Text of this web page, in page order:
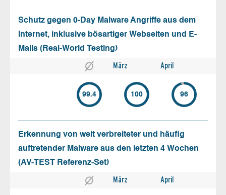
Schutz gegen 0-Day Malware Angriffe aus dem
Internet, inklusive bösartiger Webseiten und E-
Mails (Real-World Testing)
März April
99.4 100 96
Erkennung von weit verbreiteter und häufig
auftretender Malware aus den letzten 4 Wochen
(AV-TEST Referenz-Set)
März April